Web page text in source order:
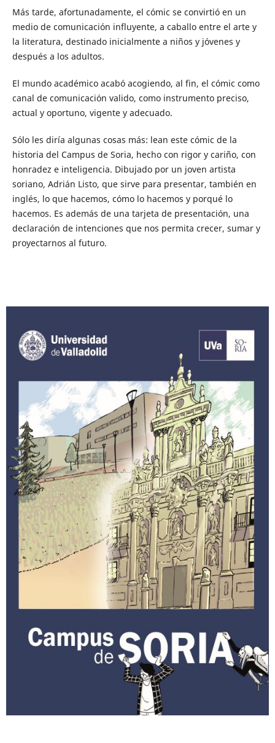
Más tarde, afortunadamente, el cómic se convirtió en un
medio de comunicación influyente, a caballo entre el arte y
la literatura, destinado inicialmente a niños y jóvenes y
después a los adultos.
El mundo académico acabó acogiendo, al fin, el cómic como
canal de comunicación valido, como instrumento preciso,
actual y oportuno, vigente y adecuado.
Sólo les diría algunas cosas más: lean este cómic de la
historia del Campus de Soria, hecho con rigor y cariño, con
honradez e inteligencia. Dibujado por un joven artista
soriano, Adrián Listo, que sirve para presentar, también en
inglés, lo que hacemos, cómo lo hacemos y porqué lo
hacemos. Es además de una tarjeta de presentación, una
declaración de intenciones que nos permita crecer, sumar y
proyectarnos al futuro.